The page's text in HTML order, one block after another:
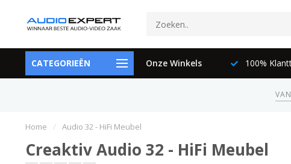
CATEGORIEËN Onze Winkels
073-6897729 100%
Home / Audio 32 - HiFi Meubel
Creaktiv Audio 32 - HiFi Meubel